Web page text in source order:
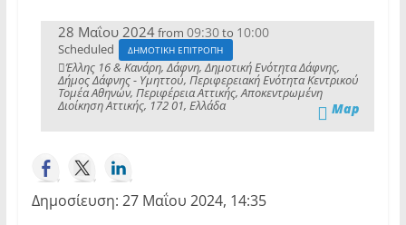
28 Μαΐου 2024from 09:30to 10:00
Scheduled ΔΗΜΟΤΙΚΗ ΕΠΙΤΡΟΠΗ
Έλλης 16 & Κανάρη, Δάφνη, Δημοτική Ενότητα Δάφνης,
Δήμος Δάφνης - Υμηττού, Περιφερειακή Ενότητα Κεντρικού
Τομέα Αθηνών, Περιφέρεια Αττικής, Αποκεντρωμένη
Διοίκηση Αττικής, 172 01, Ελλάδα Map
Δημοσίευση: 27 Μαΐου 2024, 14:35